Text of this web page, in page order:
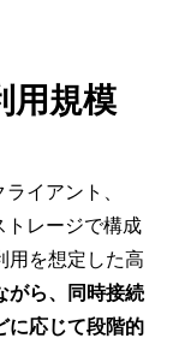
用規模
イアント、
トレージで構成
用を想定した高
がら、同時接続
に応じて段階的